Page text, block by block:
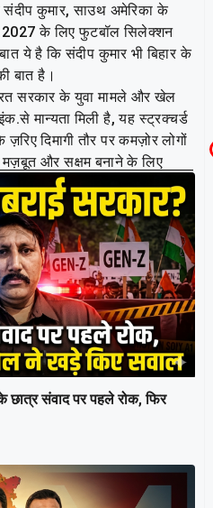
कुमार, साउथ अमेरिका के
2027 के लिए फुटबॉल सिलेक्शन
ये है कि संदीप कुमार भी बिहार के
बात है।
सरकार के युवा मामले और खेल
मान्यता मिली है, यह स्ट्रक्चर्ड
दिमागी तौर पर कमज़ोर लोगों
और सक्षम बनाने के लिए
छात्र संवाद पर पहले रोक, फिर